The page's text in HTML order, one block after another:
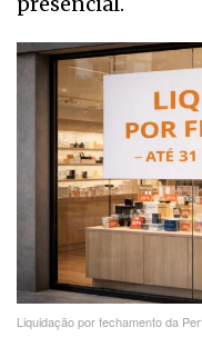
Liquidação por fechamento da